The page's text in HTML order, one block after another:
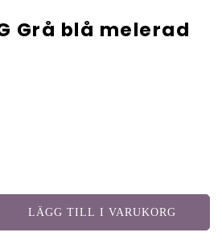
Grå blå melerad
LÄGG TILL I VARUKORG